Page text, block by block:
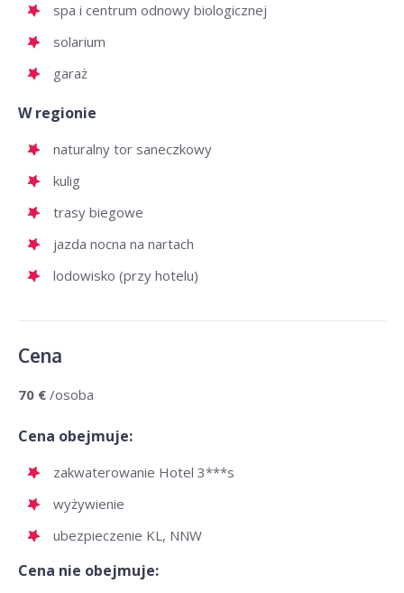
spa i centrum odnowy biologicznej
solarium
garaż
W regionie
naturalny tor saneczkowy
kulig
trasy biegowe
jazda nocna na nartach
lodowisko (przy hotelu)
Cena
70 € /osoba
Cena obejmuje:
zakwaterowanie Hotel 3***s
wyżywienie
ubezpieczenie KL, NNW
Cena nie obejmuje: